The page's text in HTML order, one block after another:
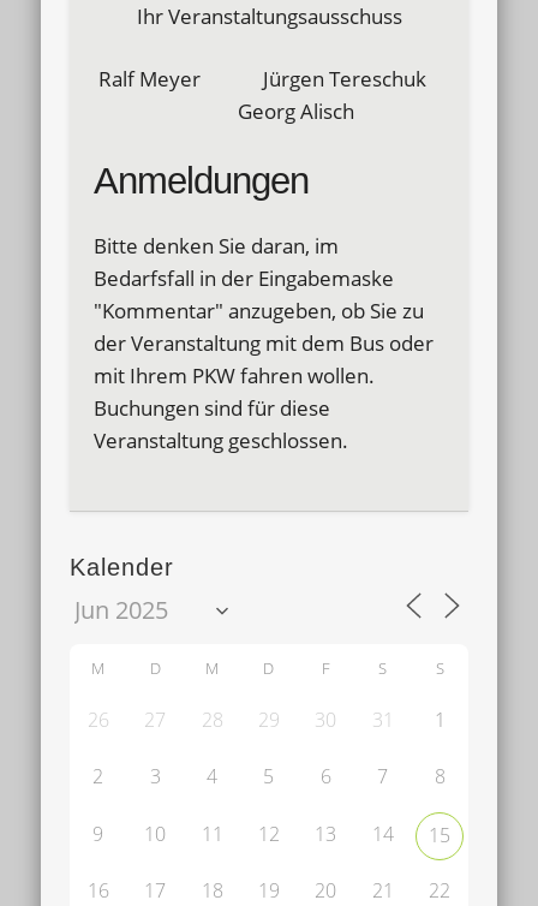
Ihr Veranstaltungsausschuss
Ralf Meyer Jürgen Tereschuk
Georg Alisch
Anmeldungen
Bitte denken Sie daran, im
Bedarfsfall in der Eingabemaske
"Kommentar" anzugeben, ob Sie zu
der Veranstaltung mit dem Bus oder
mit Ihrem PKW fahren wollen.
Buchungen sind für diese
Veranstaltung geschlossen.
Kalender
M D M D F S S
26 27 28 29 30 31 1
2 3 4 5 6 7 8
9 10 11 12 13 14 15
16 17 18 19 20 21 22